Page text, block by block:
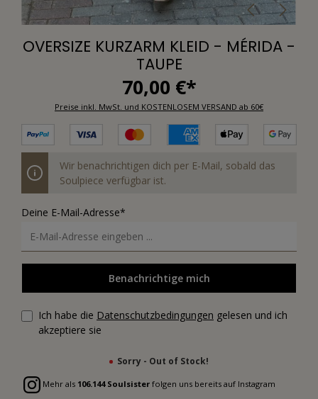
OVERSIZE KURZARM KLEID - MÉRIDA -
TAUPE
70,00 €*
Preise inkl. MwSt. und KOSTENLOSEM VERSAND ab 60€
Wir benachrichtigen dich per E-Mail, sobald das
Soulpiece verfügbar ist.
Deine E-Mail-Adresse*
Benachrichtige mich
Ich habe die Datenschutzbedingungen gelesen und ich
akzeptiere sie
Sorry - Out of Stock!
Mehr als 106.144 Soulsisterfolgen uns bereits auf Instagram